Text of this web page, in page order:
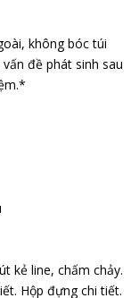
không bóc túi
đề phát sinh sau
kẻ line, chấm chảy.
Hộp đựng chi tiết.